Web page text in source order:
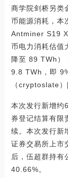
商学院剑桥另类
币能源消耗，本
Antminer S19
币电力消耗估
降至 89 TWh）
9.8 TWh，即
（cryptoslate
本次发行新增约
券登记结算有限
续。本次发行新
证券交易所上市
后，伍超群持有
40.66%。